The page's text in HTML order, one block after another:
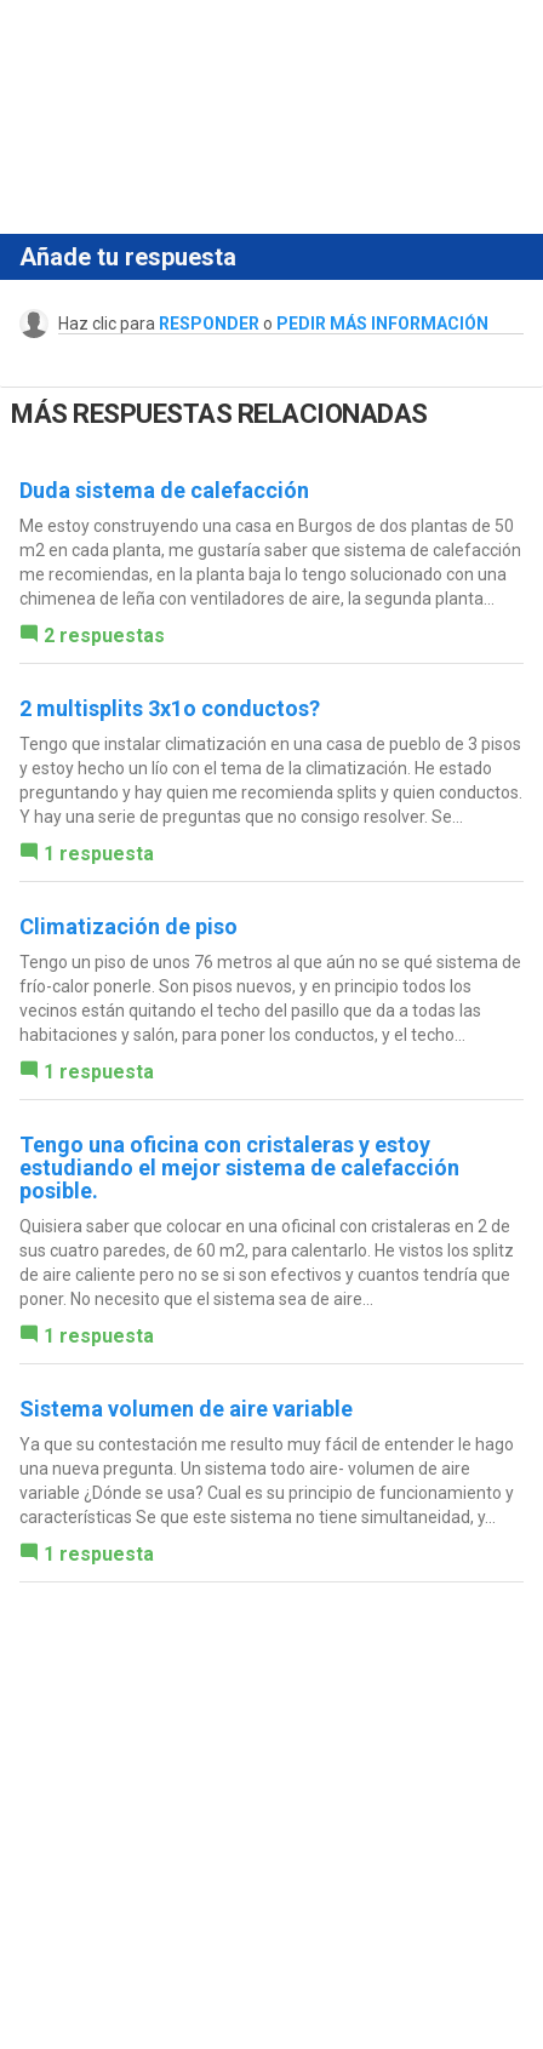
Añade tu respuesta
Haz clic para RESPONDER o PEDIR MÁS INFORMACIÓN
MÁS RESPUESTAS RELACIONADAS
Duda sistema de calefacción
Me estoy construyendo una casa en Burgos de dos plantas de 50
m2 en cada planta, me gustaría saber que sistema de calefacción
me recomiendas, en la planta baja lo tengo solucionado con una
chimenea de leña con ventiladores de aire, la segunda planta...
2 respuestas
2 multisplits 3x1o conductos?
Tengo que instalar climatización en una casa de pueblo de 3 pisos
y estoy hecho un lío con el tema de la climatización. He estado
preguntando y hay quien me recomienda splits y quien conductos.
Y hay una serie de preguntas que no consigo resolver. Se...
1 respuesta
Climatización de piso
Tengo un piso de unos 76 metros al que aún no se qué sistema de
frío-calor ponerle. Son pisos nuevos, y en principio todos los
vecinos están quitando el techo del pasillo que da a todas las
habitaciones y salón, para poner los conductos, y el techo...
1 respuesta
Tengo una oficina con cristaleras y estoy
estudiando el mejor sistema de calefacción
posible.
Quisiera saber que colocar en una oficinal con cristaleras en 2 de
sus cuatro paredes, de 60 m2, para calentarlo. He vistos los splitz
de aire caliente pero no se si son efectivos y cuantos tendría que
poner. No necesito que el sistema sea de aire...
1 respuesta
Sistema volumen de aire variable
Ya que su contestación me resulto muy fácil de entender le hago
una nueva pregunta. Un sistema todo aire- volumen de aire
variable ¿Dónde se usa? Cual es su principio de funcionamiento y
características Se que este sistema no tiene simultaneidad, y...
1 respuesta